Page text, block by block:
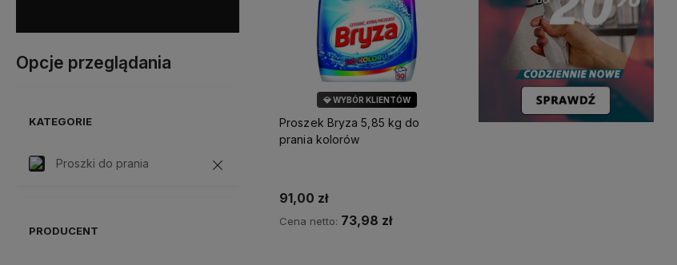
Opcje przeglądania
KATEGORIE
Proszki do prania
PRODUCENT
💎 WYBÓR KLIENTÓW
Proszek Bryza 5,85 kg do
prania kolorów
91,00 zł
Cena netto: 73,98 zł